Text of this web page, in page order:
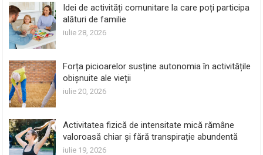
Idei de activități comunitare la care poți participa
alături de familie
iulie 28, 2026
Forța picioarelor susține autonomia în activitățile
obișnuite ale vieții
iulie 20, 2026
Activitatea fizică de intensitate mică rămâne
valoroasă chiar și fără transpirație abundentă
iulie 19, 2026